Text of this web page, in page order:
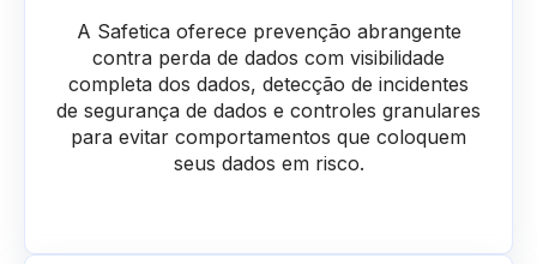
A Safetica oferece prevenção abrangente
contra perda de dados com visibilidade
completa dos dados, detecção de incidentes
de segurança de dados e controles granulares
para evitar comportamentos que coloquem
seus dados em risco.